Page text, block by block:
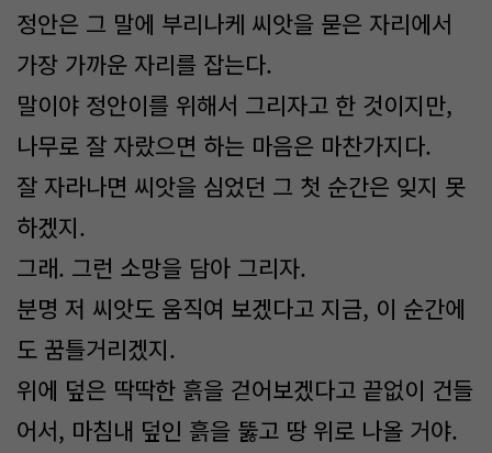
정안은 그 말에 부리나케 씨앗을 묻은 자리에서
가장 가까운 자리를 잡는다.
말이야 정안이를 위해서 그리자고 한 것이지만,
나무로 잘 자랐으면 하는 마음은 마찬가지다.
잘 자라나면 씨앗을 심었던 그 첫 순간은 잊지 못
하겠지.
그래. 그런 소망을 담아 그리자.
분명 저 씨앗도 움직여 보겠다고 지금, 이 순간에
도 꿈틀거리겠지.
위에 덮은 딱딱한 흙을 걷어보겠다고 끝없이 건들
어서, 마침내 덮인 흙을 뚫고 땅 위로 나올 거야.